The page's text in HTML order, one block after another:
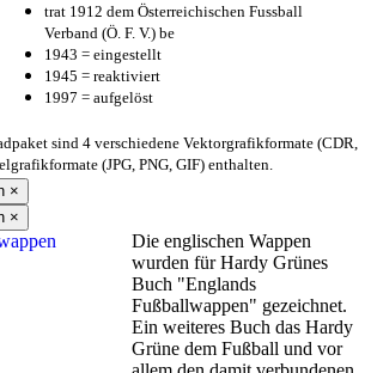
trat 1912 dem Österreichischen Fussball
Verband (Ö. F. V.) be
1943 = eingestellt
1945 = reaktiviert
1997 = aufgelöst
sind 4 verschiedene Vektorgrafikformate (CDR,
(JPG, PNG, GIF) enthalten.
×
×
Die englischen Wappen
wurden für Hardy Grünes
Buch "Englands
Fußballwappen" gezeichnet.
Ein weiteres Buch das Hardy
Grüne dem Fußball und vor